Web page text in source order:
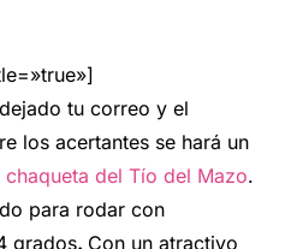
tu correo y el
los acertantes se hará un
del Tío del Mazo.
para rodar con
grados. Con un atractivo